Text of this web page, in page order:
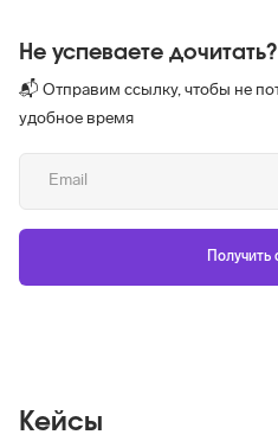
Не успеваете дочитать?
📬 Отправим ссылку, чтобы не
удобное время
Кейсы